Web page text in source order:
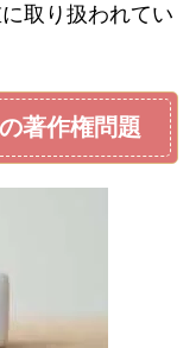
取り扱われてい
著作権問題